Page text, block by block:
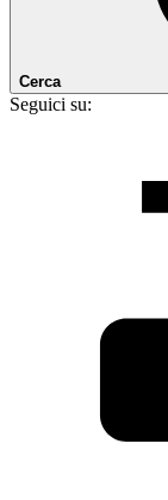
Cerca
Seguici su: